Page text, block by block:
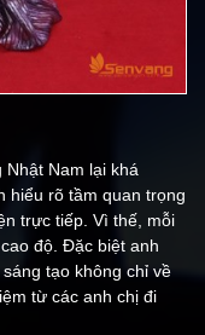
Nam lại khá
hiểu rõ tầm quan trọng
trực tiếp. Vì thế, mỗi
độ. Đặc biệt anh
tạo không chỉ về
từ các anh chị đi